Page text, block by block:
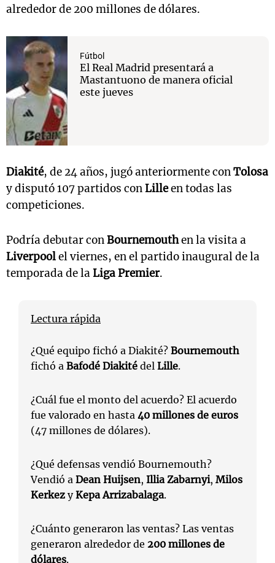
alrededor de 200 millones de dólares.
Fútbol
El Real Madrid presentará a
Mastantuono de manera oficial
este jueves
Diakité, de 24 años, jugó anteriormente conTolosa
y disputó 107 partidos conLilleen todas las
competiciones.
Podría debutar conBournemouthen la visita a
Liverpoolel viernes, en el partido inaugural de la
temporada de laLiga Premier.
Lectura rápida
¿Qué equipo fichó a Diakité? Bournemouth
fichó a Bafodé Diakité del Lille.
¿Cuál fue el monto del acuerdo? El acuerdo
fue valorado en hasta 40 millones de euros
(47 millones de dólares).
¿Qué defensas vendió Bournemouth?
Vendió a Dean Huijsen, Illia Zabarnyi, Milos
Kerkez yKepa Arrizabalaga.
¿Cuánto generaron las ventas? Las ventas
generaron alrededor de 200 millones de
dólares.